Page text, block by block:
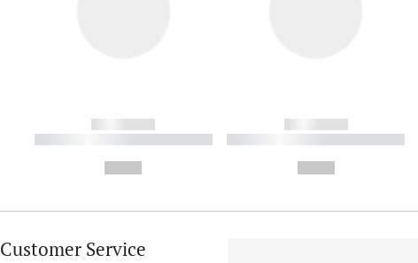
------------
----------- ----------- ----------
------------
----------- ----------- ----------
Customer Service